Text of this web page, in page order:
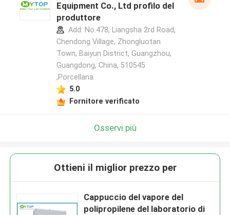
Equipment Co., Ltd profilo del
produttore
Add: No.478, Liangsha 2rd Road,
Chendong Village, Zhongluotan
Town, Baiyun District, Guangzhou,
Guangdong, China, 510545
,Porcellana
5.0
Fornitore verificato
Osservi più
Ottieni il miglior prezzo per
Cappuccio del vapore del
polipropilene del laboratorio di